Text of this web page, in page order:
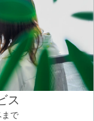
ス
まで